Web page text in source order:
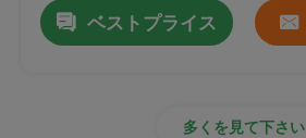
ベストプライス
多くを見て下さい